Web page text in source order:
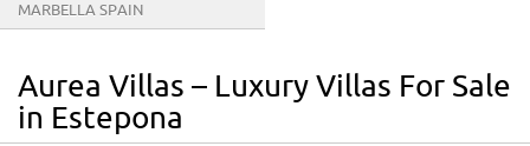
MARBELLA SPAIN
Aurea Villas – Luxury Villas For Sale
in Estepona